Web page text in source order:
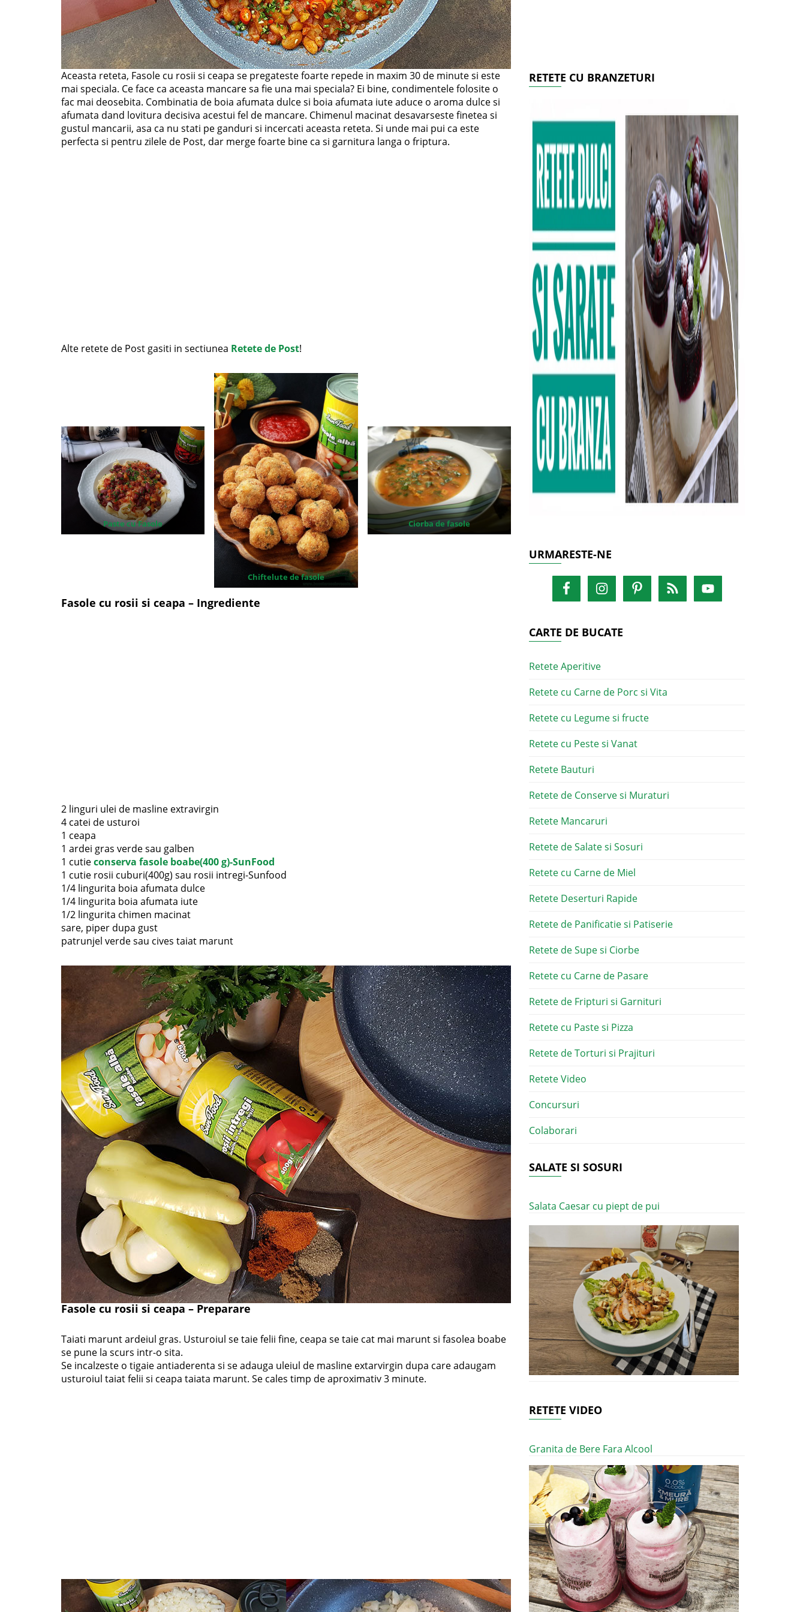
Aceasta reteta, Fasole cu rosii si ceapa se pregateste foarte repede in maxim 30 de minute si este
mai speciala. Ce face ca aceasta mancare sa fie una mai speciala? Ei bine, condimentele folosite o
fac mai deosebita. Combinatia de boia afumata dulce si boia afumata iute aduce o aroma dulce si
afumata dand lovitura decisiva acestui fel de mancare. Chimenul macinat desavarseste finetea si
gustul mancarii, asa ca nu stati pe ganduri si incercati aceasta reteta. Si unde mai pui ca este
perfecta si pentru zilele de Post, dar merge foarte bine ca si garnitura langa o friptura.
Alte retete de Post gasiti in sectiunea Retete de Post!
Paste cu Fasole
Chiftelute de fasole
Ciorba de fasole
Fasole cu rosii si ceapa – Ingrediente
2 linguri ulei de masline extravirgin
4 catei de usturoi
1 ceapa
1 ardei gras verde sau galben
1 cutieconserva fasole boabe(400 g)-SunFood
1 cutie rosii cuburi(400g) sau rosii intregi-Sunfood
1/4 lingurita boia afumata dulce
1/4 lingurita boia afumata iute
1/2 lingurita chimen macinat
sare, piper dupa gust
patrunjel verde sau cives taiat marunt
Fasole cu rosii si ceapa – Preparare
Taiati marunt ardeiul gras. Usturoiul se taie felii fine, ceapa se taie cat mai marunt si fasolea boabe
se pune la scurs intr-o sita.
Se incalzeste o tigaie antiaderenta si se adauga uleiul de masline extarvirgin dupa care adaugam
usturoiul taiat felii si ceapa taiata marunt. Se cales timp de aproximativ 3 minute.
RETETE CU BRANZETURI
URMARESTE-NE
CARTE DE BUCATE
Retete Aperitive
Retete cu Carne de Porc si Vita
Retete cu Legume si fructe
Retete cu Peste si Vanat
Retete Bauturi
Retete de Conserve si Muraturi
Retete Mancaruri
Retete de Salate si Sosuri
Retete cu Carne de Miel
Retete Deserturi Rapide
Retete de Panificatie si Patiserie
Retete de Supe si Ciorbe
Retete cu Carne de Pasare
Retete de Fripturi si Garnituri
Retete cu Paste si Pizza
Retete de Torturi si Prajituri
Retete Video
Concursuri
Colaborari
SALATE SI SOSURI
Salata Caesar cu piept de pui
RETETE VIDEO
Granita de Bere Fara Alcool